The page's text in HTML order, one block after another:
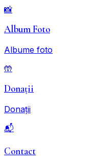
📸
Album Foto
Albume foto
🤲
Donații
Donații
📬
Contact